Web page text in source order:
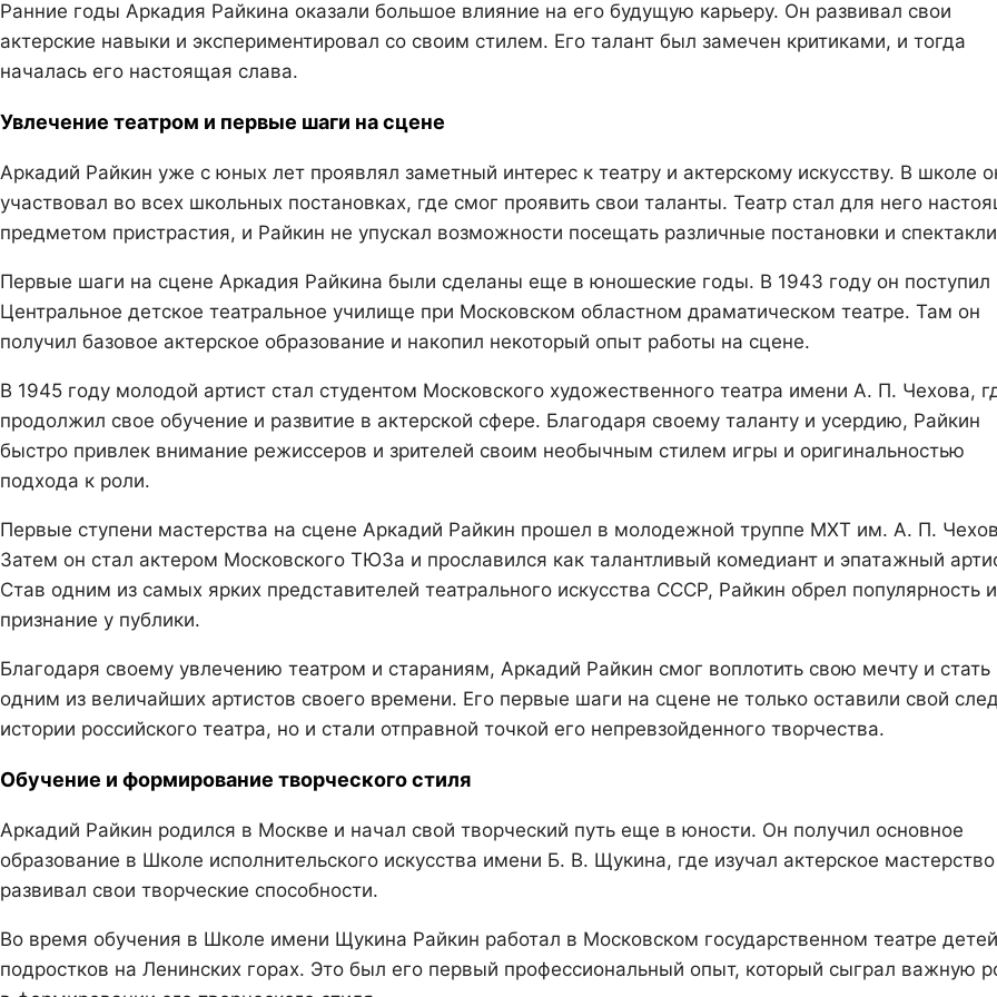
Ранние годы Аркадия Райкина оказали большое влияние на его будущую карьеру. Он развивал свои
актерские навыки и экспериментировал со своим стилем. Его талант был замечен критиками, и тогда
началась его настоящая слава.
Увлечение театром и первые шаги на сцене
Аркадий Райкин уже с юных лет проявлял заметный интерес к театру и актерскому искусству. В школе
участвовал во всех школьных постановках, где смог проявить свои таланты. Театр стал для него
предметом пристрастия, и Райкин не упускал возможности посещать различные постановки и
Первые шаги на сцене Аркадия Райкина были сделаны еще в юношеские годы. В 1943 году он поступил
Центральное детское театральное училище при Московском областном драматическом театре. Там он
получил базовое актерское образование и накопил некоторый опыт работы на сцене.
В 1945 году молодой артист стал студентом Московского художественного театра имени А. П. Чехова,
продолжил свое обучение и развитие в актерской сфере. Благодаря своему таланту и усердию, Райкин
быстро привлек внимание режиссеров и зрителей своим необычным стилем игры и оригинальностью
подхода к роли.
Первые ступени мастерства на сцене Аркадий Райкин прошел в молодежной труппе МХТ им. А. П.
Затем он стал актером Московского ТЮЗа и прославился как талантливый комедиант и эпатажный
Став одним из самых ярких представителей театрального искусства СССР, Райкин обрел популярность и
признание у публики.
Благодаря своему увлечению театром и стараниям, Аркадий Райкин смог воплотить свою мечту и стать
одним из величайших артистов своего времени. Его первые шаги на сцене не только оставили свой
истории российского театра, но и стали отправной точкой его непревзойденного творчества.
Обучение и формирование творческого стиля
Аркадий Райкин родился в Москве и начал свой творческий путь еще в юности. Он получил основное
образование в Школе исполнительского искусства имени Б. В. Щукина, где изучал актерское
развивал свои творческие способности.
Во время обучения в Школе имени Щукина Райкин работал в Московском государственном театре
подростков на Ленинских горах. Это был его первый профессиональный опыт, который сыграл важную